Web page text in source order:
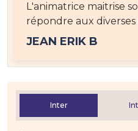
L'animatrice maitrise
répondre aux diverses
JEAN ERIK B
Inter